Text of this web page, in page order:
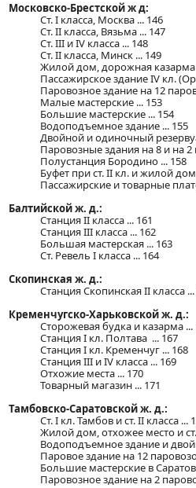
Московско-Брестской ж д:
Ст. I класса, Москва ... 146
Ст. II класса, Вязьма ... 147
Ст. III и IV класса ... 148
Ст. II класса, Минск ... 149
Жилой дом, дорожная казарма
Пассажирское здание IV кл.
Паровозное здание на 12
Малые мастерские ... 153
Большие мастерские ... 154
Водоподъемное здание ... 155
Двойной и одиночный
Паровозные здания на 8 и на 2
Полустанция Бородино ... 158
Буфет при ст. II кл. и жилой дом
Пассажирские и товарные
Балтийской ж. д.:
Станция II класса ... 161
Станция III класса ... 162
Большая мастерская ... 163
Ст. Ревель I класса ... 164
Скопинская ж. д.:
Станция Скопинская II класса
Кременчугско-Харьковской ж. д.:
Сторожевая будка и казарма ...
Станция I кл. Полтава ... 167
Станция І кл. Кременчуг ... 168
Станция III и IV класса ... 169
Отхожие места ... 170
Товарный магазин ... 171
Тамбовско-Саратовской ж. д.:
Ст. I кл. Тамбов и ст. II класса ...
Жилой дом, отхожее место и ст.
Водоподъемное здание и
Паровое здание на 12
Большие мастерские в
Паровозное здание на 2